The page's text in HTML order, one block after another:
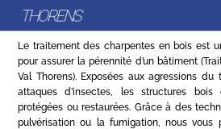
THORENS
Le traitement des charpentes en bois est
pour assurer la pérennité d’un bâtiment
Val Thorens). Exposées aux agressions du
attaques d’insectes, les structures bois
protégées ou restaurées. Grâce à des
pulvérisation ou la fumigation, nous vous